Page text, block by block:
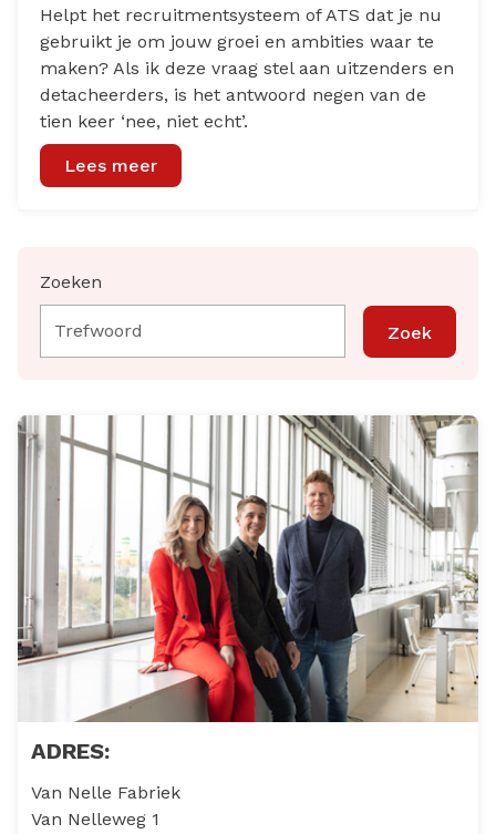
Helpt het recruitmentsysteem of ATS dat je nu
gebruikt je om jouw groei en ambities waar te
maken? Als ik deze vraag stel aan uitzenders en
detacheerders, is het antwoord negen van de
tien keer ‘nee, niet echt’.
Lees meer
Zoeken
Zoek
ADRES:
Van Nelle Fabriek
Van Nelleweg 1